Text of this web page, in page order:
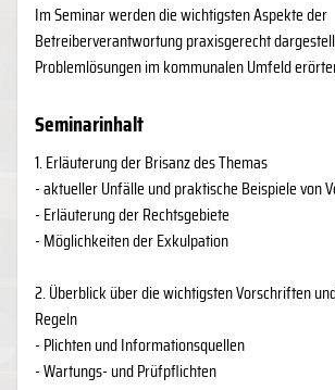
Im Seminar werden die wichtigsten Aspekte der
Betreiberverantwortung praxisgerecht
Problemlösungen im kommunalen Umfeld
Seminarinhalt
1. Erläuterung der Brisanz des Themas
- aktueller Unfälle und praktische Beispiele von
- Erläuterung der Rechtsgebiete
- Möglichkeiten der Exkulpation
2. Überblick über die wichtigsten Vorschriften
Regeln
- Plichten und Informationsquellen
- Wartungs- und Prüfpflichten